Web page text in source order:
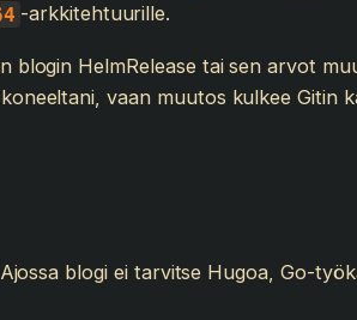
-arkkitehtuurille.
blogin HelmRelease tai sen arvot
vaan muutos kulkee Gitin
blogi ei tarvitse Hugoa, Go-